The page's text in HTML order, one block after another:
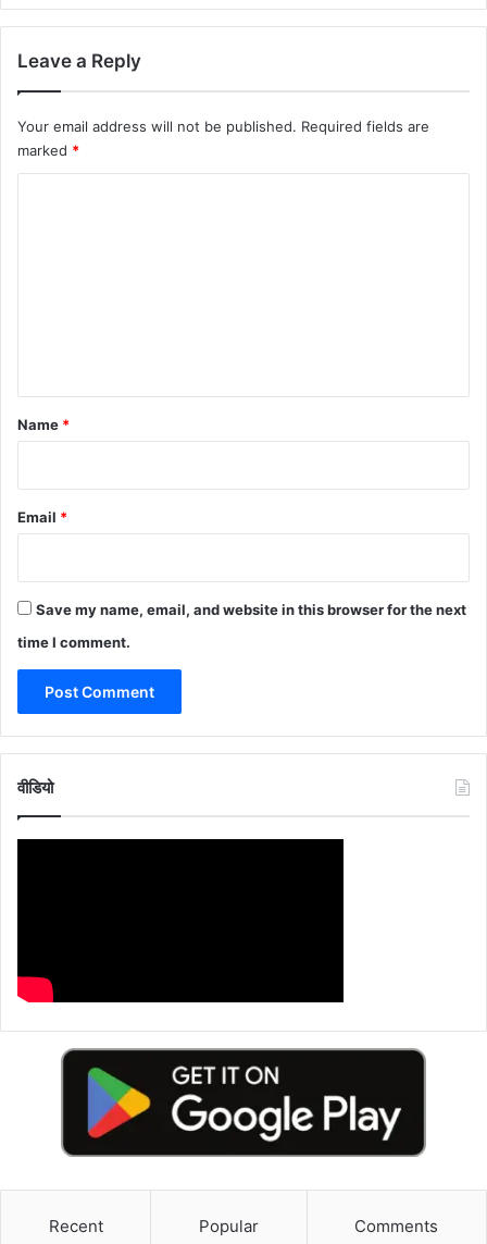
Leave a Reply
Your email address will not be published. Required fields are
marked *
*
Name *
Email *
Save my name, email, and website in this browser for the next
time I comment.
वीडियो
Recent Popular Comments